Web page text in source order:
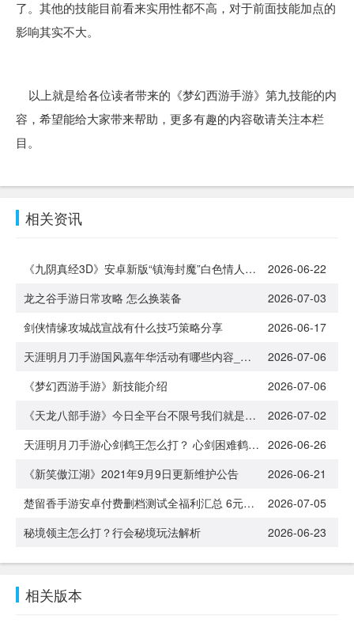
了。其他的技能目前看来实用性都不高，对于前面技能加点的
影响其实不大。
以上就是给各位读者带来的《梦幻西游手游》第九技能的内
容，希望能给大家带来帮助，更多有趣的内容敬请关注本栏
目。
相关资讯
《九阴真经3D》安卓新版“镇海封魔”白色情人节浪漫来袭[多图]
2026-06-22
龙之谷手游日常攻略 怎么换装备
2026-07-03
剑侠情缘攻城战宣战有什么技巧策略分享
2026-06-17
天涯明月刀手游国风嘉年华活动有哪些内容_国风嘉年华活动内容汇总
2026-07-06
《梦幻西游手游》新技能介绍
2026-07-06
《天龙八部手游》今日全平台不限号我们就是江湖
2026-07-02
天涯明月刀手游心剑鹤王怎么打？ 心剑困难鹤王阵容过关解析 2026-06-26
《新笑傲江湖》2021年9月9日更新维护公告
2026-06-21
楚留香手游安卓付费删档测试全福利汇总 6元超值新手礼包来袭
2026-07-05
秘境领主怎么打？行会秘境玩法解析
2026-06-23
相关版本